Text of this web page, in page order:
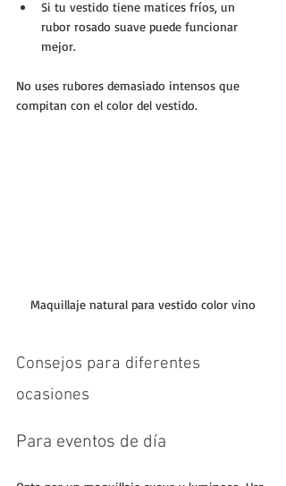
Si tu vestido tiene matices fríos, un
rubor rosado suave puede funcionar
mejor.
No uses rubores demasiado intensos que
compitan con el color del vestido.
Maquillaje natural para vestido color vino
Consejos para diferentes
ocasiones
Para eventos de día